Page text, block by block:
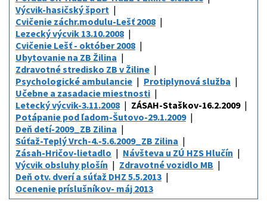
Výcvik-hasičský šport
Cvičenie záchr.modulu-Lešť 2008
Lezecký výcvik 13.10.2008
Cvičenie Lešť - október 2008
Ubytovanie na ZB Žilina
Zdravotné stredisko ZB v Žiline
Psychologické ambulancie
Protiplynová služba
Učebne a zasadacie miestnosti
Letecký výcvik-3.11.2008
ZÁSAH-Staškov-16.2.2009
Potápanie pod ľadom-Šutovo-29.1.2009
Deň detí-2009_ZB Zilina
Súťaž-Teplý Vrch-4.-5.6.2009_ZB Zilina
Zásah-Hričov-lietadlo
Návšteva u ZÚ HZS Hlučín
Výcvik obsluhy plošín
Zdravotné vozidlo MB
Deň otv. dverí a súťaž DHZ 5.5.2013
Ocenenie príslušníkov- máj 2013